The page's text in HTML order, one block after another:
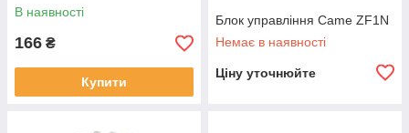
В наявності
166 ₴
Купити
Блок управління Came ZF1N
Немає в наявності
Ціну уточнюйте